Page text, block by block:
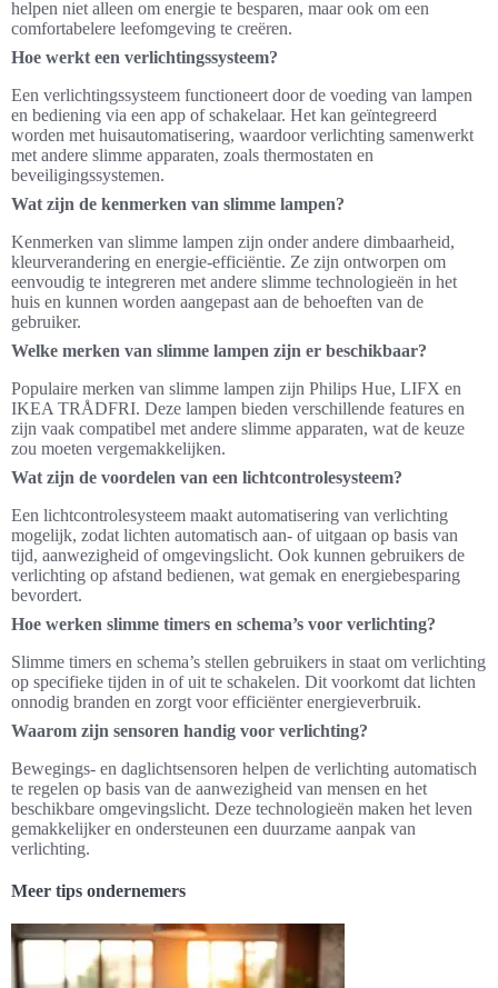
helpen niet alleen om energie te besparen, maar ook om een
comfortabelere leefomgeving te creëren.
Hoe werkt een verlichtingssysteem?
Een verlichtingssysteem functioneert door de voeding van lampen
en bediening via een app of schakelaar. Het kan geïntegreerd
worden met huisautomatisering, waardoor verlichting samenwerkt
met andere slimme apparaten, zoals thermostaten en
beveiligingssystemen.
Wat zijn de kenmerken van slimme lampen?
Kenmerken van slimme lampen zijn onder andere dimbaarheid,
kleurverandering en energie-efficiëntie. Ze zijn ontworpen om
eenvoudig te integreren met andere slimme technologieën in het
huis en kunnen worden aangepast aan de behoeften van de
gebruiker.
Welke merken van slimme lampen zijn er beschikbaar?
Populaire merken van slimme lampen zijn Philips Hue, LIFX en
IKEA TRÅDFRI. Deze lampen bieden verschillende features en
zijn vaak compatibel met andere slimme apparaten, wat de keuze
zou moeten vergemakkelijken.
Wat zijn de voordelen van een lichtcontrolesysteem?
Een lichtcontrolesysteem maakt automatisering van verlichting
mogelijk, zodat lichten automatisch aan- of uitgaan op basis van
tijd, aanwezigheid of omgevingslicht. Ook kunnen gebruikers de
verlichting op afstand bedienen, wat gemak en energiebesparing
bevordert.
Hoe werken slimme timers en schema’s voor verlichting?
Slimme timers en schema’s stellen gebruikers in staat om verlichting
op specifieke tijden in of uit te schakelen. Dit voorkomt dat lichten
onnodig branden en zorgt voor efficiënter energieverbruik.
Waarom zijn sensoren handig voor verlichting?
Bewegings- en daglichtsensoren helpen de verlichting automatisch
te regelen op basis van de aanwezigheid van mensen en het
beschikbare omgevingslicht. Deze technologieën maken het leven
gemakkelijker en ondersteunen een duurzame aanpak van
verlichting.
Meer tips ondernemers